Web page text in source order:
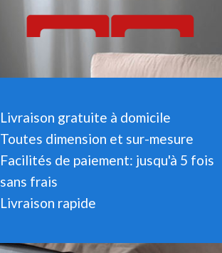
Livraison gratuite à domicile
Toutes dimension et sur-mesure
Facilités de paiement: jusqu'à 5 fois
sans frais
Livraison rapide